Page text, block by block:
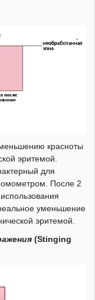
красноты
эритемой.
для
После 2
уменьшение
эритемой.
(Stinging